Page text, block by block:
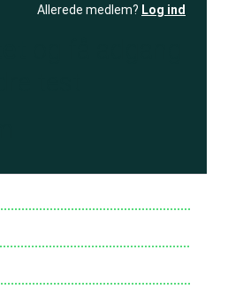
Allerede medlem? Log ind